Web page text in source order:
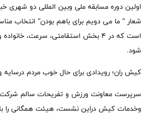
اولین دوره مسابقه ملی وبین المللی دو شهری
شعار ” ما می دویم برای باهم بودن” انتخاب
است که در ۴ بخش استقامتی، سرعت،
شود.
کیش ران؛ رویدادی برای حال خوب مردم
سرپرست معاونت ورزش و تفریحات سالم
وخدمات کیش دراین نشست، هیئت همگانی را